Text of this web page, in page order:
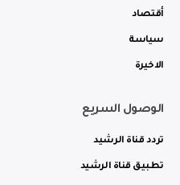
أقتصاد
سياسة
الاخيرة
الوصول السريع
تردد قناة الرشيد
تطبيق قناة الرشيد